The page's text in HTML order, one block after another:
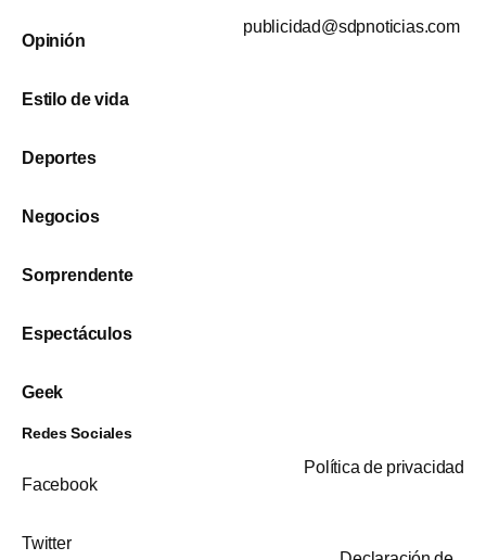
Opinión
Estilo de vida
Deportes
Negocios
Sorprendente
Espectáculos
Geek
publicidad@sdpnoticias.com
Redes Sociales
Facebook
Twitter
Política de privacidad